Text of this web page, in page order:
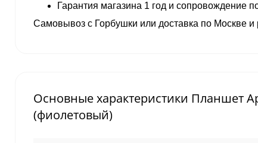
Гарантия магазина 1 год и сопровождение
Самовывоз с Горбушки или доставка по Москве
Основные характеристики Планшет
(фиолетовый)